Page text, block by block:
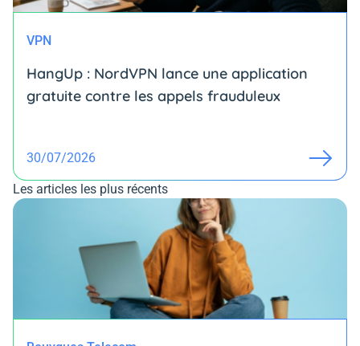
VPN
HangUp : NordVPN lance une application
gratuite contre les appels frauduleux
30/07/2026
Les articles les plus récents